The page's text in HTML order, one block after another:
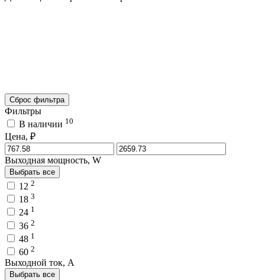
Сброс фильтра
Фильтры
В наличии 10
Цена, ₽
Выходная мощность, W
Выбрать все
12 2
18 3
24 1
36 2
48 1
60 2
Выходной ток, A
Выбрать все